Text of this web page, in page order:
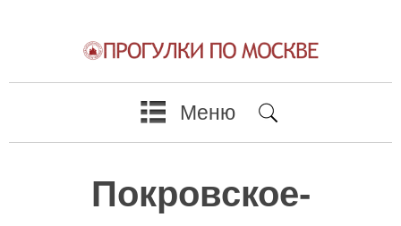
Меню
Покровское-